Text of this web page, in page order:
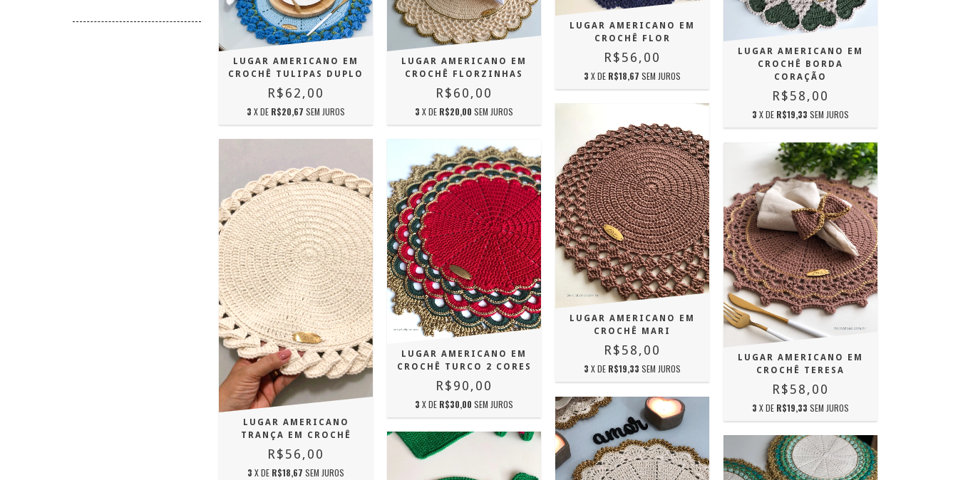
LUGAR AMERICANO EM
CROCHÊ TULIPAS DUPLO
R$62,00
3 X DE R$20,67 SEM JUROS
LUGAR AMERICANO EM
CROCHÊ FLORZINHAS
R$60,00
3 X DE R$20,00 SEM JUROS
LUGAR AMERICANO EM
CROCHÊ FLOR
R$56,00
3 X DE R$18,67 SEM JUROS
LUGAR AMERICANO EM
CROCHÊ BORDA
CORAÇÃO
R$58,00
3 X DE R$19,33 SEM JUROS
LUGAR AMERICANO
TRANÇA EM CROCHÊ
R$56,00
3 X DE R$18,67 SEM JUROS
LUGAR AMERICANO EM
CROCHÊ TURCO 2 CORES
R$90,00
3 X DE R$30,00 SEM JUROS
LUGAR AMERICANO EM
CROCHÊ MARI
R$58,00
3 X DE R$19,33 SEM JUROS
LUGAR AMERICANO EM
CROCHÊ TERESA
R$58,00
3 X DE R$19,33 SEM JUROS